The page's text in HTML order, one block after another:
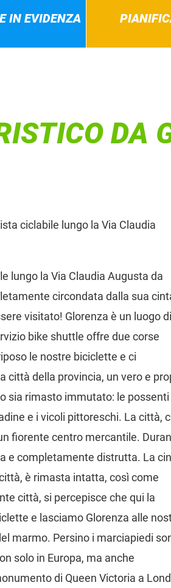
IN EVIDENZA
DA
ciclabile lungo la Via Claudia
lungo la Via Claudia Augusta da
circondata dalla sua
visitato! Glorenza è un luogo di
bike shuttle offre due corse
le nostre biciclette e ci
città della provincia, un vero e
sia rimasto immutato: le possenti
e i vicoli pittoreschi. La città,
fiorente centro mercantile.
e completamente distrutta. La
è rimasta intatta, così come
città, si percepisce che qui la
e lasciamo Glorenza alle
marmo. Persino i marciapiedi
solo in Europa, ma anche
di Queen Victoria a